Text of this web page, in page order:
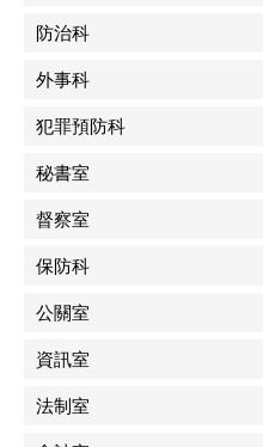
防治科
外事科
犯罪預防科
秘書室
督察室
保防科
公關室
資訊室
法制室